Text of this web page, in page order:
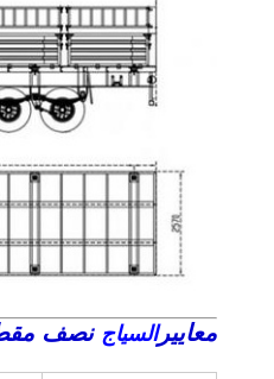
معاييرالسياج نصف